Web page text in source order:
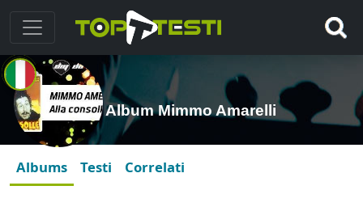
Album Mimmo Amarelli
Albums Testi Correlati